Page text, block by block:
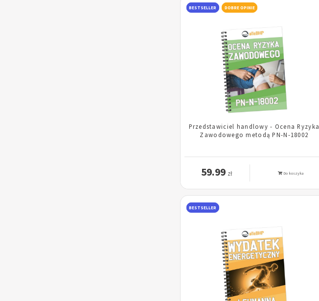
BESTSELLER DOBRE OPINIE
Przedstawiciel handlowy - Ocena Ryzyka
Zawodowego metodą PN-N-18002
59.99 zł Do koszyka
BESTSELLER